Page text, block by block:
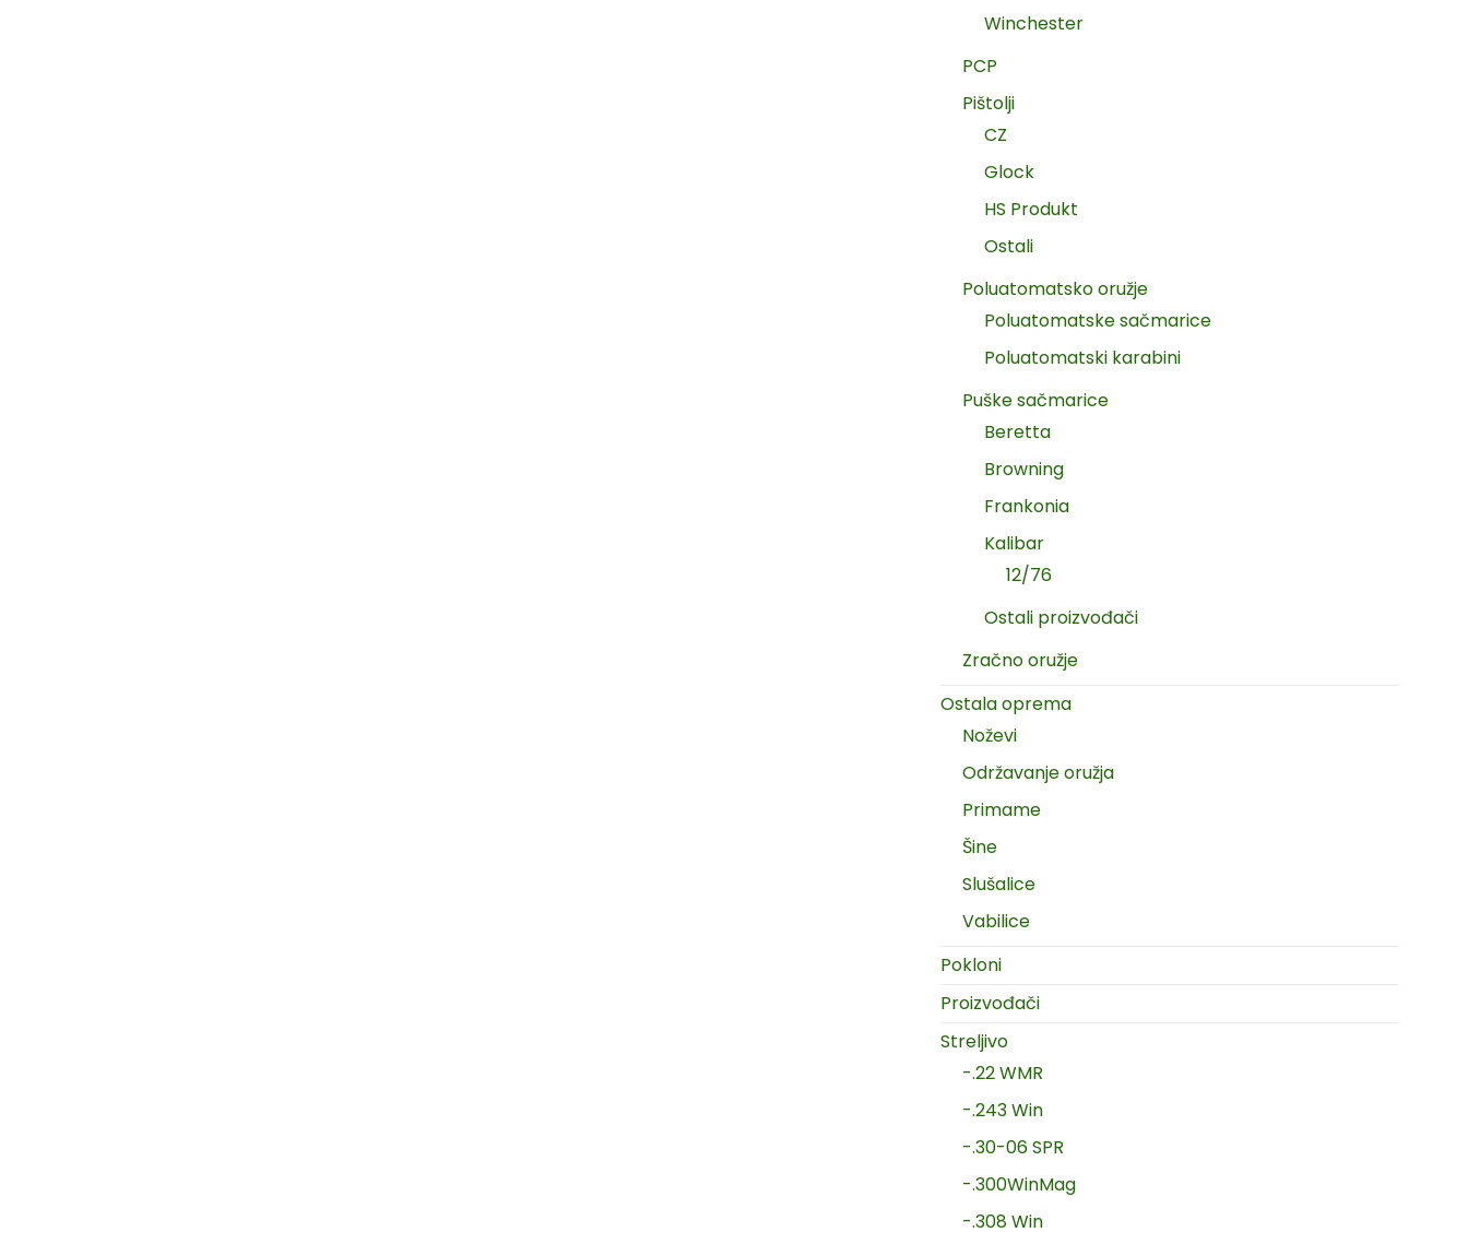
Winchester
PCP
Pištolji
CZ
Glock
HS Produkt
Ostali
Poluatomatsko oružje
Poluatomatske sačmarice
Poluatomatski karabini
Puške sačmarice
Beretta
Browning
Frankonia
Kalibar
12/76
Ostali proizvođači
Zračno oružje
Ostala oprema
Noževi
Održavanje oružja
Primame
Šine
Slušalice
Vabilice
Pokloni
Proizvođači
Streljivo
-.22 WMR
-.243 Win
-.30-06 SPR
-.300WinMag
-.308 Win